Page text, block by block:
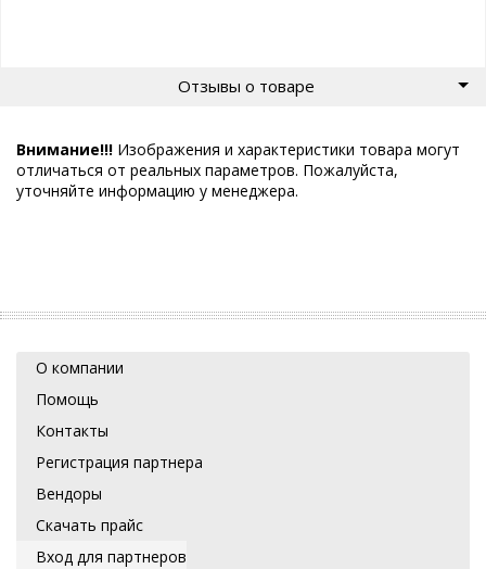
Отзывы о товаре
Внимание!!! Изображения и характеристики товара могут
отличаться от реальных параметров. Пожалуйста,
уточняйте информацию у менеджера.
О компании
Помощь
Контакты
Регистрация партнера
Вендоры
Скачать прайс
Вход для партнеров